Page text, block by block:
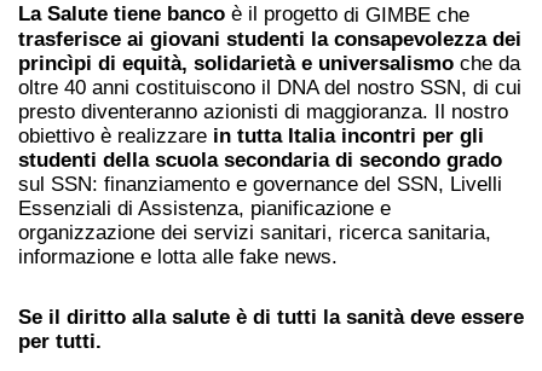
La Salute tiene banco è il progetto di GIMBE che
trasferisce ai giovani studenti la consapevolezza dei
princìpi di equità, solidarietà e universalismo che da
oltre 40 anni costituiscono il DNA del nostro SSN, di cui
presto diventeranno azionisti di maggioranza. Il nostro
obiettivo è realizzare in tutta Italia incontri per gli
studenti della scuola secondaria di secondo grado
sul SSN: finanziamento e governance del SSN, Livelli
Essenziali di Assistenza, pianificazione e
organizzazione dei servizi sanitari, ricerca sanitaria,
informazione e lotta alle fake news.
Se il diritto alla salute è di tutti la sanità deve essere
per tutti.